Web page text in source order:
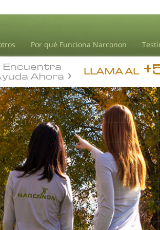
Por qué Funciona Narconon
LLAMA AL
Encuentra
Ahora